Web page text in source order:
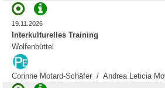
19.11.2026
Interkulturelles Training
Wolfenbüttel
Corinne Motard-Schäfer / Andrea Leticia